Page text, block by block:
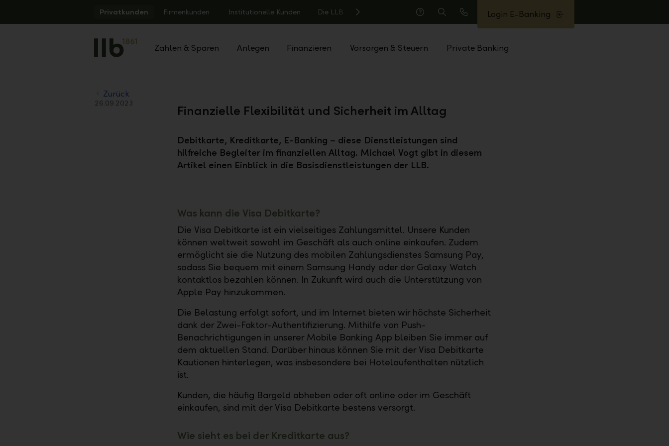
Privatkunden Firmenkunden Institutionelle Kunden Die LLB
Hilfe
Suche
Anrufen
Login E-Banking
Zahlen & Sparen Anlegen Finanzieren Vorsorgen & Steuern Private Banking
Zurück
26.09.2023 Finanzielle Flexibilität und Sicherheit im Alltag
Debitkarte, Kreditkarte, E-Banking – diese Dienstleistungen sind
hilfreiche Begleiter im finanziellen Alltag. Michael Vogt gibt in diesem
Artikel einen Einblick in die Basisdienstleistungen der LLB.
Was kann die Visa Debitkarte?
Die Visa Debitkarte ist ein vielseitiges Zahlungsmittel. Unsere Kunden
können weltweit sowohl im Geschäft als auch online einkaufen. Zudem
ermöglicht sie die Nutzung des mobilen Zahlungsdienstes Samsung Pay,
sodass Sie bequem mit einem Samsung Handy oder der Galaxy Watch
kontaktlos bezahlen können. In Zukunft wird auch die Unterstützung von
Apple Pay hinzukommen.
Die Belastung erfolgt sofort, und im Internet bieten wir höchste Sicherheit
dank der Zwei-Faktor-Authentifizierung. Mithilfe von Push-
Benachrichtigungen in unserer Mobile Banking App bleiben Sie immer auf
dem aktuellen Stand. Darüber hinaus können Sie mit der Visa Debitkarte
Kautionen hinterlegen, was insbesondere bei Hotelaufenthalten nützlich
ist.
Kunden, die häufig Bargeld abheben oder oft online oder im Geschäft
einkaufen, sind mit der Visa Debitkarte bestens versorgt.
Wie sieht es bei der Kreditkarte aus?